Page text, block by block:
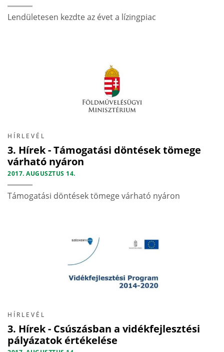
Lendületesen kezdte az évet a lízingpiac
HÍRLEVÉL
3. Hírek - Támogatási döntések tömege
várható nyáron
2017. AUGUSZTUS 14.
Támogatási döntések tömege várható nyáron
HÍRLEVÉL
3. Hírek - Csúszásban a vidékfejlesztési
pályázatok értékelése